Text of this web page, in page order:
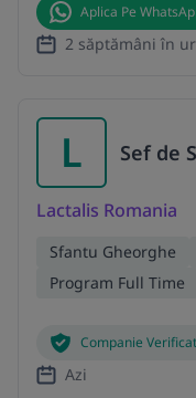
Aplica Pe
2 săptămâni în
L Sef de
Lactalis Romania
Sfantu Gheorghe
Program Full Time
Companie
Azi